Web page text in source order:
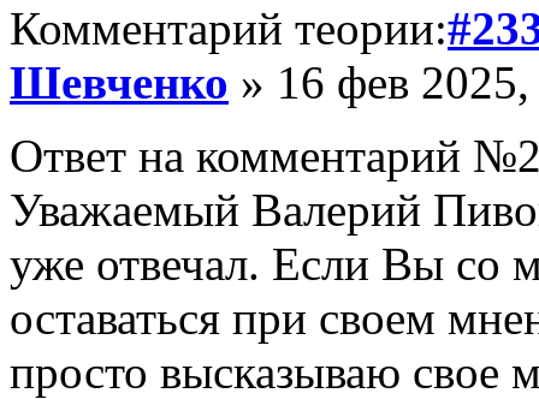
Комментарий теории:
Шевченко » 16 фев
Ответ на комментарий
Уважаемый Валерий
уже отвечал. Если Вы со
оставаться при своем
просто высказываю свое